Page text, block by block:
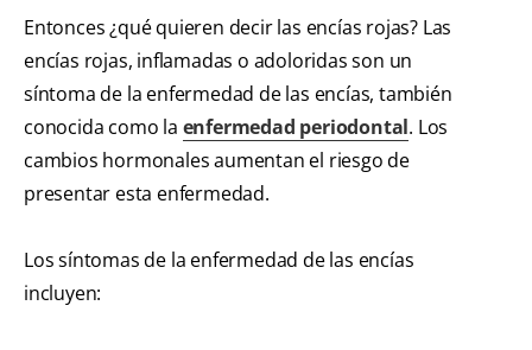
Entonces ¿qué quieren decir las encías rojas? Las
encías rojas, inflamadas o adoloridas son un
síntoma de la enfermedad de las encías, también
conocida como la enfermedad periodontal. Los
cambios hormonales aumentan el riesgo de
presentar esta enfermedad.
Los síntomas de la enfermedad de las encías
incluyen: